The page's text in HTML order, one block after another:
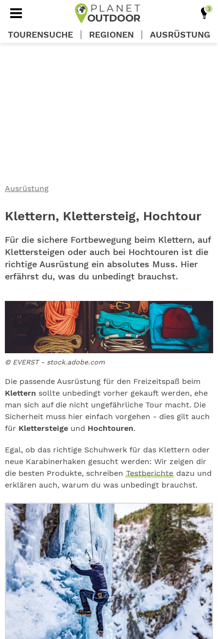
Ausrüstung
Klettern, Klettersteig, Hochtour
Für die sichere Fortbewegung beim Klettern, auf
Klettersteigen oder auch bei Hochtouren ist die
richtige Ausrüstung ein absolutes Muss. Hier
erfährst du, was du unbedingt brauchst.
© EVERST - stock.adobe.com
Die passende Ausrüstung für den Freizeitspaß beim
Klettern sollte unbedingt vorher gekauft werden, ehe
man sich auf die nicht ungefährliche Tour macht. Die
Sicherheit muss hier einfach vorgehen - dies gilt auch
für Klettersteige und Hochtouren.
Egal, ob das richtige Schuhwerk für das Klettern oder
neue Karabinerhaken gesucht werden: Wir zeigen dir
die besten Produkte, schreiben Testberichte dazu und
erklären auch, warum du was unbedingt brauchst.
TOURENSUCHE REGIONEN AUSRÜSTUNG
ABO
GEWINNEN
NEWSLETTER
ALLE THEMEN